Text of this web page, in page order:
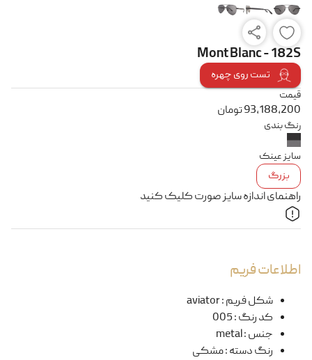
Mont Blanc - 182S
تست روی چهره
قیمت
93,188,200تومان
رنگ بندی
سایز عینک
بزرگ
راهنمای اندازه سایز صورت کلیک کنید
اطلاعات فریم
شکل فریم:
aviator
کد رنگ:
005
جنس:
metal
رنگ دسته:مشکی